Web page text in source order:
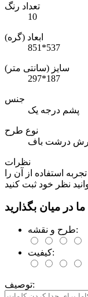
تعداد رنگ
10
ابعاد (گره)
851*537
سایز (سانتی متر)
297*187
جنس
پشم درجه یک
نوع طرح
درشت باف
نظرات
استفاده از آن را
طرح و نقشه:
کیفیت:
توصیف: